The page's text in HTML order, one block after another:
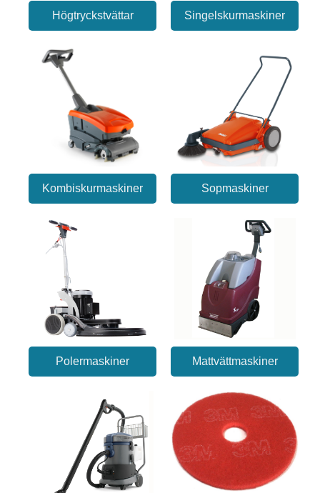
Högtryckstvättar Singelskurmaskiner
Kombiskurmaskiner Sopmaskiner
Polermaskiner Mattvättmaskiner